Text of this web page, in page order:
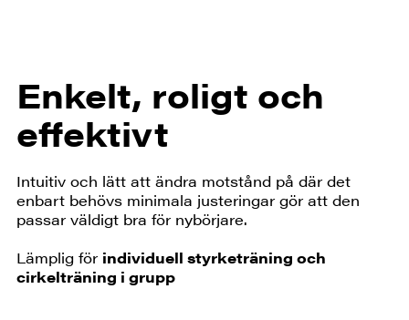
Enkelt, roligt och
effektivt
Intuitiv och lätt att ändra motstånd på där det
enbart behövs minimala justeringar gör att den
passar väldigt bra för nybörjare.
Lämplig för individuell styrketräning och
cirkelträning i grupp